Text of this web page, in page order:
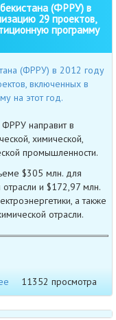
(ФРРУ) в
29 проектов,
программу
направит в
химической,
промышленности.
$305 млн. для
и $172,97 млн.
а также
отрасли.
11352 просмотра